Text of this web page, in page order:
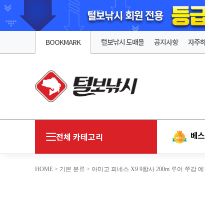
BOOKMARK 털보낚시 도매몰 공지사항 자주
전체 카테고리 베
HOME > 기본 분류 > 아미고 피네스 X9 9합사 200m 루어 쭈갑